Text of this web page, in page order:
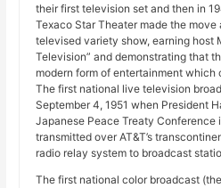
their first television set and then in
Texaco Star Theater made the
televised variety show, earning host
Television” and demonstrating that
modern form of entertainment
The first national live television
September 4, 1951 when President
Japanese Peace Treaty Conference
transmitted over AT&T’s
radio relay system to broadcast
The first national color broadcast